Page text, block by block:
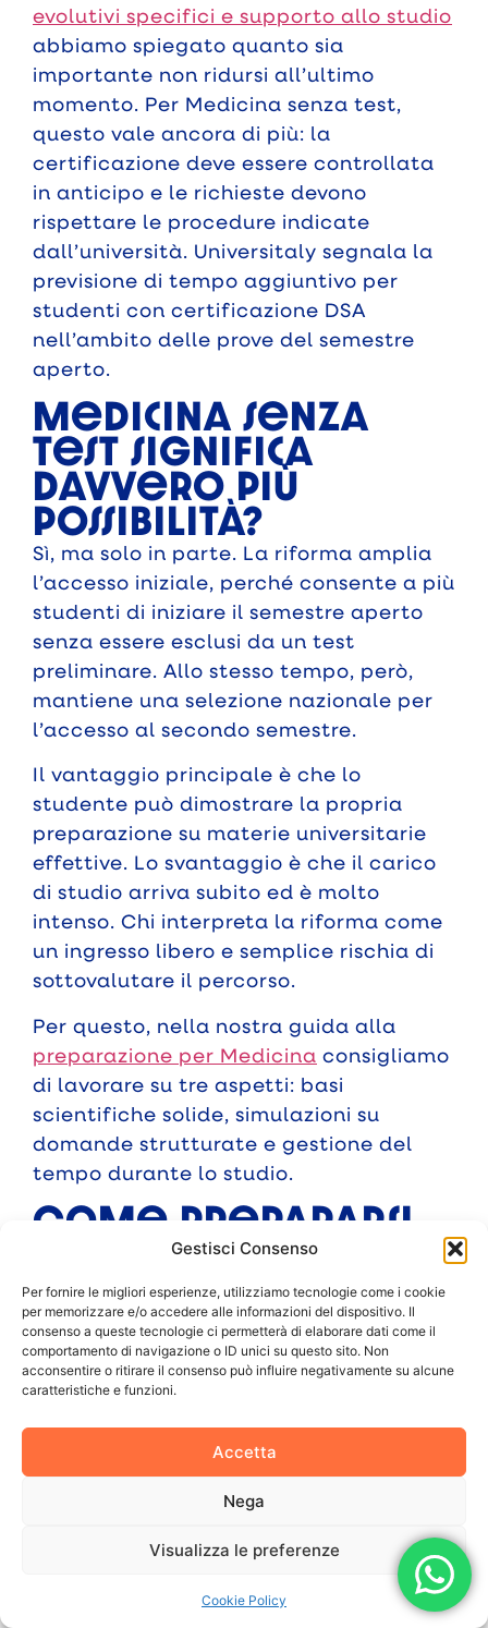
Gestisci Consenso
Per fornire le migliori esperienze, utilizziamo tecnologie come i cookie
per memorizzare e/o accedere alle informazioni del dispositivo. Il
consenso a queste tecnologie ci permetterà di elaborare dati come il
comportamento di navigazione o ID unici su questo sito. Non
acconsentire o ritirare il consenso può influire negativamente su alcune
caratteristiche e funzioni.
Accetta
Nega
Visualizza le preferenze
Cookie Policy
evolutivi specifici e supporto allo studio
abbiamo spiegato quanto sia
importante non ridursi all’ultimo
momento. Per Medicina senza test,
questo vale ancora di più: la
certificazione deve essere controllata
in anticipo e le richieste devono
rispettare le procedure indicate
dall’università. Universitaly segnala la
previsione di tempo aggiuntivo per
studenti con certificazione DSA
nell’ambito delle prove del semestre
aperto.
Medicina senza
test significa
davvero più
possibilità?
Sì, ma solo in parte. La riforma amplia
l’accesso iniziale, perché consente a più
studenti di iniziare il semestre aperto
senza essere esclusi da un test
preliminare. Allo stesso tempo, però,
mantiene una selezione nazionale per
l’accesso al secondo semestre.
Il vantaggio principale è che lo
studente può dimostrare la propria
preparazione su materie universitarie
effettive. Lo svantaggio è che il carico
di studio arriva subito ed è molto
intenso. Chi interpreta la riforma come
un ingresso libero e semplice rischia di
sottovalutare il percorso.
Per questo, nella nostra guida alla
preparazione per Medicina consigliamo
di lavorare su tre aspetti: basi
scientifiche solide, simulazioni su
domande strutturate e gestione del
tempo durante lo studio.
Come prepararsi
al nuovo accesso a
Medicina
Prepararsi a Medicina senza test non
significa smettere di allenarsi. Significa
cambiare obiettivo: non ci si prepara
d’ingresso, ma per affrontare un
Un metodo efficace dovrebbe
ripasso mirato di Chimica, Fisica e